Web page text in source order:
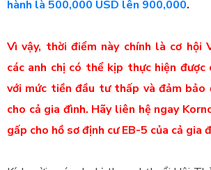
hành là 500,000 USD lên 900,000.
Vì vậy, thời điểm này chính là cơ hội
các anh chị có thể kịp thực hiện được
với mức tiền đầu tư thấp và đảm bảo
cho cả gia đình. Hãy liên hệ ngay
gấp cho hồ sơ định cư EB-5 của cả gia